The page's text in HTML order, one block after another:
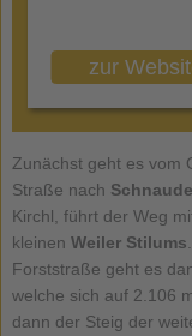
zur
Zunächst geht es vom
Straße nach
Kirchl, führt der Weg
kleinen Weiler Stilums
Forststraße geht es
welche sich auf 2.106
dann der Steig der